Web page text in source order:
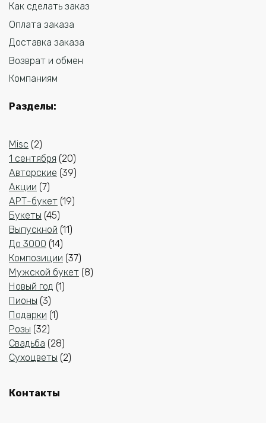
Как сделать заказ
Оплата заказа
Доставка заказа
Возврат и обмен
Компаниям
Разделы:
Misc 22
товара
1 сентября 2020
товаров
Авторские 3939
Акции 77
товаров
АРТ-букет 1919
Букеты 4545
товаров
Выпускной 1111
До 3000 1414
товаров
Композиции 3737
товаров
Мужской букет 88
Новый год 11
Пионы 33
товара
Подарки 11
Розы 3232
товара
Свадьба 2828
товаров
Сухоцветы 22
Контакты